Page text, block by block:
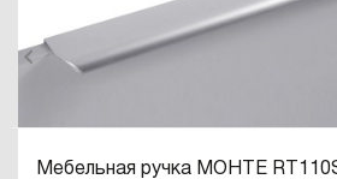
Мебельная ручка МОНТЕ